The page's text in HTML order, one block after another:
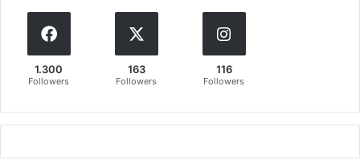
1.300
Followers
163
Followers
116
Followers